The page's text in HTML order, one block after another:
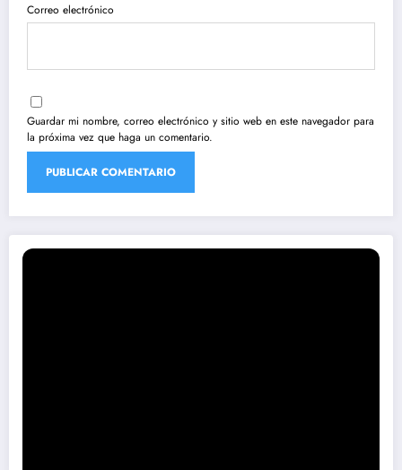
Correo electrónico
Guardar mi nombre, correo electrónico y sitio web en este navegador para
la próxima vez que haga un comentario.